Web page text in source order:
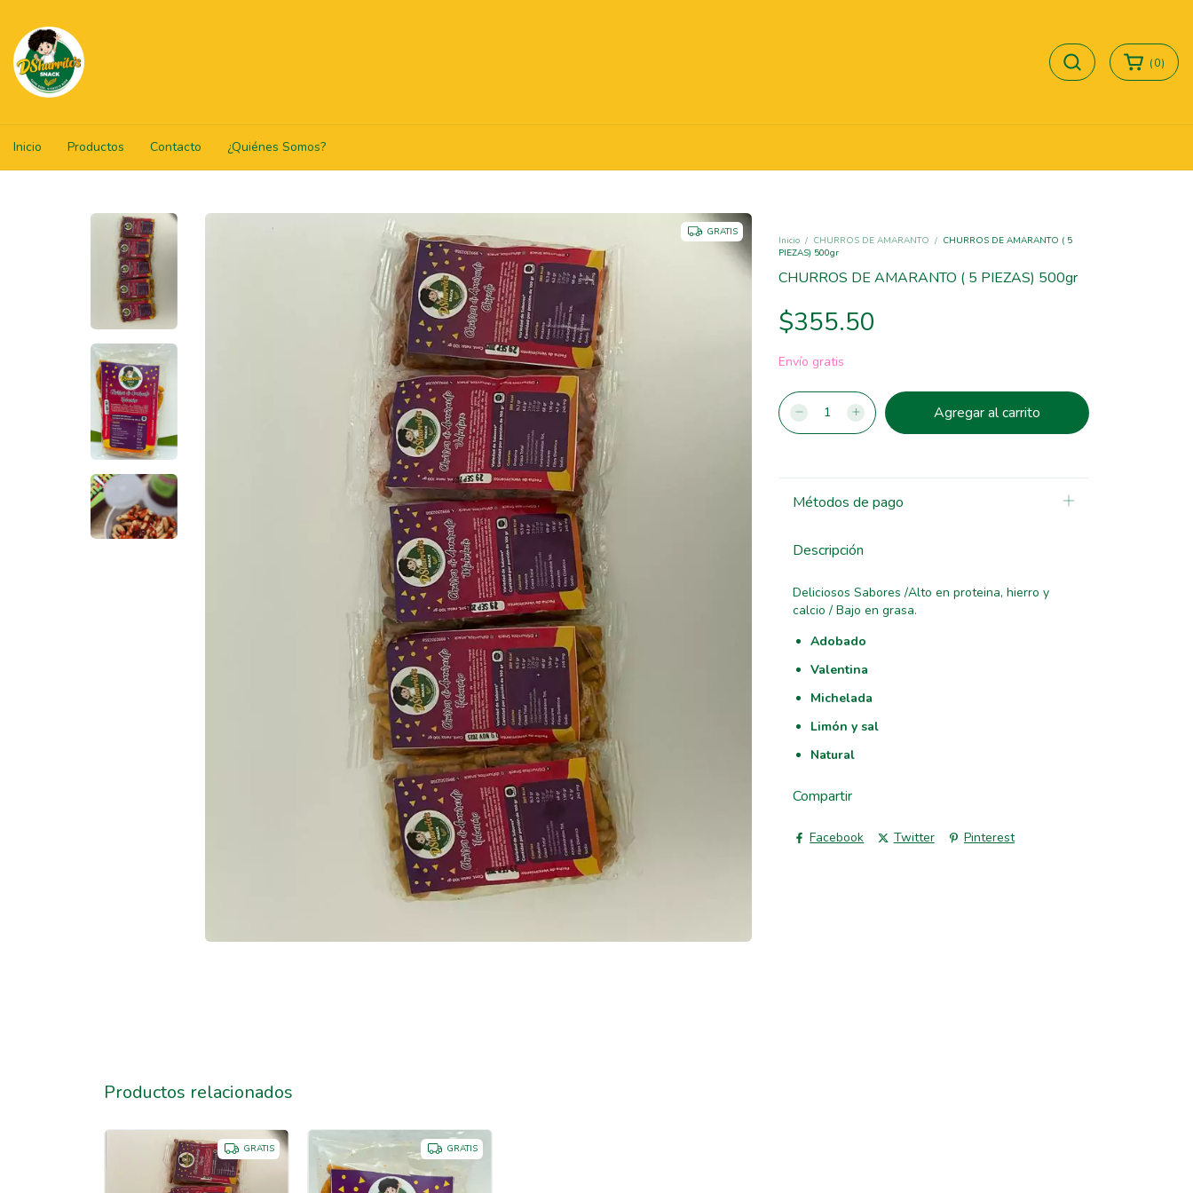
(0)
Inicio Productos Contacto ¿Quiénes Somos?
GRATIS
Inicio / CHURROS DE AMARANTO / CHURROS DE AMARANTO ( 5
PIEZAS) 500gr
CHURROS DE AMARANTO ( 5 PIEZAS) 500gr
$355.50
Envío gratis
Métodos de pago
Descripción
Deliciosos Sabores /Alto en proteina, hierro y
calcio / Bajo en grasa.
Adobado
Valentina
Michelada
Limón y sal
Natural
Compartir
Facebook Twitter Pinterest
Productos relacionados
GRATIS GRATIS